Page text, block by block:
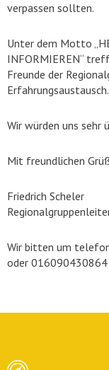
verpassen sollten.
Unter dem Motto
INFORMIEREN“
Freunde der
Erfahrungsaustausch.
Wir würden uns sehr
Mit freundlichen
Friedrich Scheler
Wir bitten um
oder 016090430864